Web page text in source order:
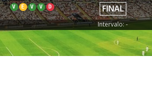
V E V V D FINAL
Intervalo: -